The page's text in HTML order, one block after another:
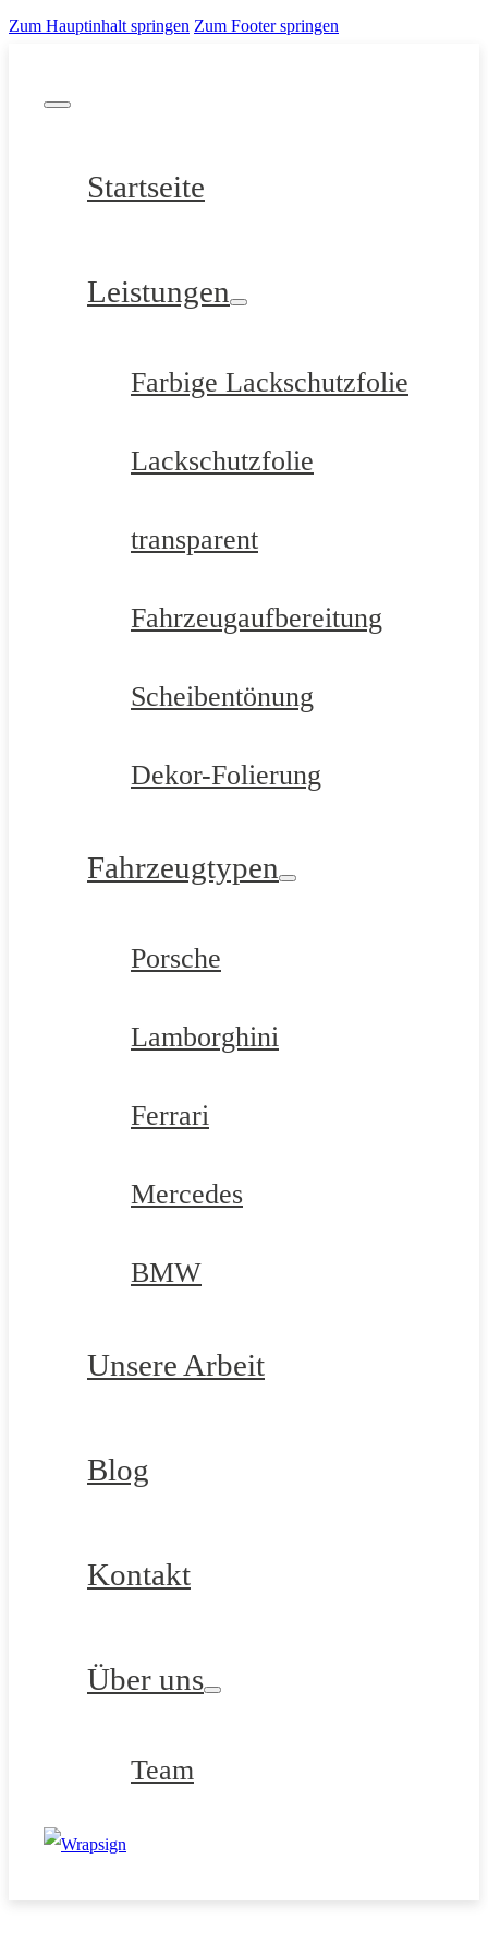
Zum Hauptinhalt springen Zum Footer springen
Startseite
Leistungen
Farbige Lackschutzfolie
Lackschutzfolie
transparent
Fahrzeugaufbereitung
Scheibentönung
Dekor-Folierung
Fahrzeugtypen
Porsche
Lamborghini
Ferrari
Mercedes
BMW
Unsere Arbeit
Blog
Kontakt
Über uns
Team